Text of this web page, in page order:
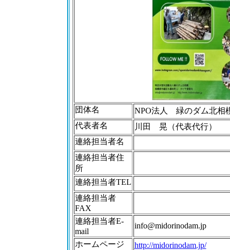
団体名
NPO法人 緑のダム北相
代表者名
川田 晃（代表代行）
連絡担当者名
連絡担当者住
所
連絡担当者TEL
連絡担当者
FAX
連絡担当者E-
mail
info@midorinodam.jp
ホームページ
http://midorinodam.jp/